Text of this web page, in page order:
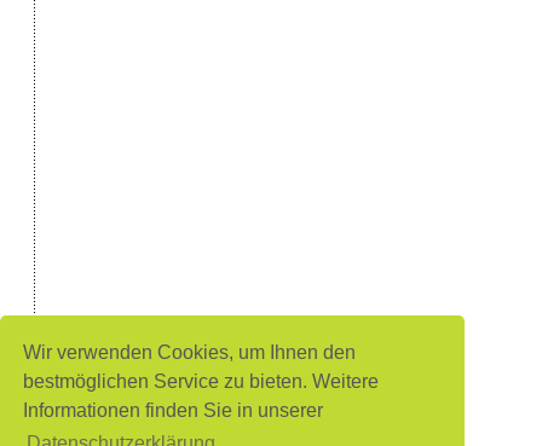
Wir verwenden Cookies, um Ihnen den
bestmöglichen Service zu bieten. Weitere
Informationen finden Sie in unserer